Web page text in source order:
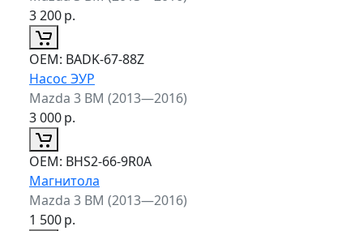
3 200р.
ОЕМ: BADK-67-88Z
Насос ЭУР
Mazda 3 BM (2013—2016)
3 000р.
ОЕМ: BHS2-66-9R0A
Магнитола
Mazda 3 BM (2013—2016)
1 500р.